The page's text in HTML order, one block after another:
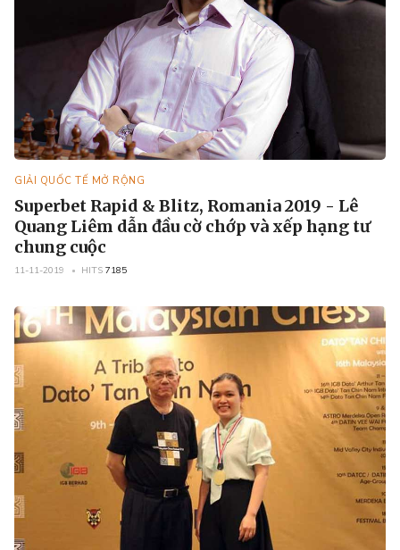
GIẢI QUỐC TẾ MỞ RỘNG
Superbet Rapid & Blitz, Romania 2019 - Lê
Quang Liêm dẫn đầu cờ chớp và xếp hạng tư
chung cuộc
11-11-2019 HITS 7185